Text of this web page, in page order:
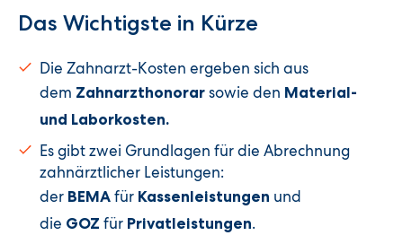
Das Wichtigste in Kürze
Die Zahnarzt-Kosten ergeben sich aus
dem Zahnarzthonorar sowie den Material-
und Laborkosten.
Es gibt zwei Grundlagen für die Abrechnung
zahnärztlicher Leistungen:
der BEMA für Kassenleistungen und
die GOZ für Privatleistungen.